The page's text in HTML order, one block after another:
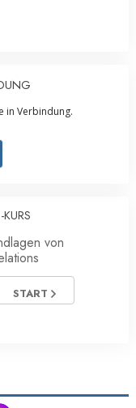
in Verbindung.
von
START